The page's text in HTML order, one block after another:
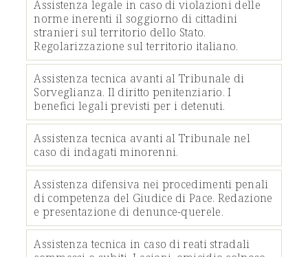
Assistenza legale in caso di violazioni delle
norme inerenti il soggiorno di cittadini
stranieri sul territorio dello Stato.
Regolarizzazione sul territorio italiano.
Assistenza tecnica avanti al Tribunale di
Sorveglianza. Il diritto penitenziario. I
benefici legali previsti per i detenuti.
Assistenza tecnica avanti al Tribunale nel
caso di indagati minorenni.
Assistenza difensiva nei procedimenti penali
di competenza del Giudice di Pace. Redazione
e presentazione di denunce-querele.
Assistenza tecnica in caso di reati stradali